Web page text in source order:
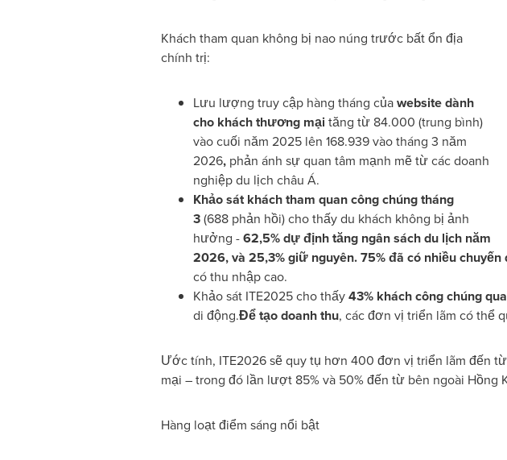
Khách tham quan không bị nao núng trước bất ổn địa
chính trị:
Lưu lượng truy cập hàng tháng củawebsite dành
cho khách thương mại tăng từ 84.000 (trung bình)
vào cuối năm 2025 lên 168.939 vào tháng 3 năm
2026,phản ánh sự quan tâm mạnh mẽ từ các doanh
nghiệp du lịch châu Á.
Khảo sát khách tham quan công chúng tháng
3(688 phản hồi) cho thấy du khách không bị ảnh
hưởng -62,5% dự định tăng ngân sách du lịch năm
2026, và 25,3% giữ nguyên. 75% đã có nhiều
có thu nhập cao.
Khảo sát ITE2025 cho thấy43% khách công chúng
di động.Đểtạo doanh thu, các đơn vị triển lãm có thể
Ước tính, ITE2026 sẽ quy tụ hơn 400 đơn vị triển lãm đến
mại – trong đó lần lượt 85% và 50% đến từ bên ngoài Hồng
Hàng loạt điểm sáng nổi bật